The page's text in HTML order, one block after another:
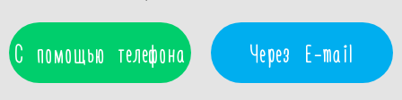
С помощью телефона Через E-mail